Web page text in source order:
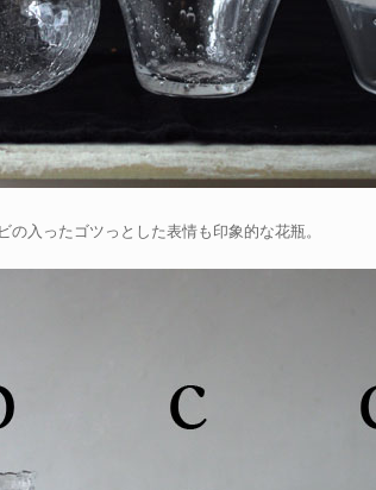
の入ったゴツっとした表情も印象的な花瓶。